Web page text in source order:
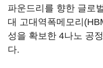
파운드리를 향한 글로
대 고대역폭메모리
성을 확보한 4나노 공
다.